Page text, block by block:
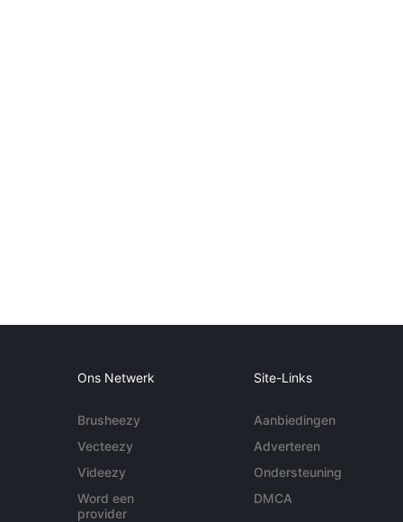
Ons Netwerk
Brusheezy
Vecteezy
Videezy
Word een
provider
Site-Links
Aanbiedingen
Adverteren
Ondersteuning
DMCA